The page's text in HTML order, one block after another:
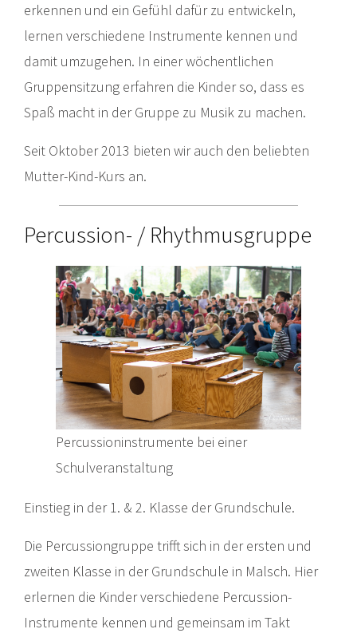
erkennen und ein Gefühl dafür zu entwickeln,
lernen verschiedene Instrumente kennen und
damit umzugehen. In einer wöchentlichen
Gruppensitzung erfahren die Kinder so, dass es
Spaß macht in der Gruppe zu Musik zu machen.
Seit Oktober 2013 bieten wir auch den beliebten
Mutter-Kind-Kurs an.
Percussion- / Rhythmusgruppe
Percussioninstrumente bei einer
Schulveranstaltung
Einstieg in der 1. & 2. Klasse der Grundschule.
Die Percussiongruppe trifft sich in der ersten und
zweiten Klasse in der Grundschule in Malsch. Hier
erlernen die Kinder verschiedene Percussion-
Instrumente kennen und gemeinsam im Takt